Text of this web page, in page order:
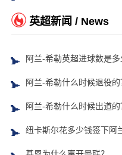
英超新闻 / News
阿兰-希勒英超进球数是多
阿兰-希勒什么时候退役
阿兰-希勒什么时候出道的
纽卡斯尔花多少钱签下阿